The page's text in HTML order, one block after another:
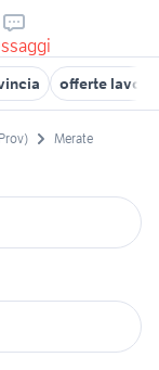
offerte
Merate